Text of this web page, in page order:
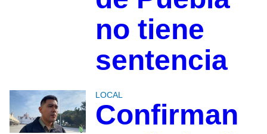
no tiene
sentencia
LOCAL
Confirman